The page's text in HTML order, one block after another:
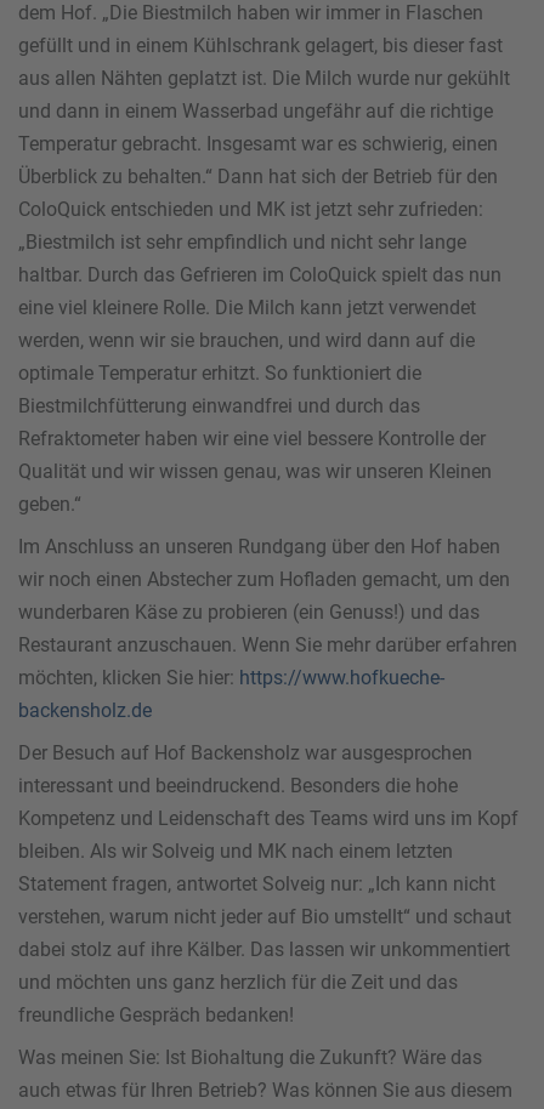
dem Hof. „Die Biestmilch haben wir immer in Flaschen
gefüllt und in einem Kühlschrank gelagert, bis dieser fast
aus allen Nähten geplatzt ist. Die Milch wurde nur gekühlt
und dann in einem Wasserbad ungefähr auf die richtige
Temperatur gebracht. Insgesamt war es schwierig, einen
Überblick zu behalten.“ Dann hat sich der Betrieb für den
ColoQuick entschieden und MK ist jetzt sehr zufrieden:
„Biestmilch ist sehr empfindlich und nicht sehr lange
haltbar. Durch das Gefrieren im ColoQuick spielt das nun
eine viel kleinere Rolle. Die Milch kann jetzt verwendet
werden, wenn wir sie brauchen, und wird dann auf die
optimale Temperatur erhitzt. So funktioniert die
Biestmilchfütterung einwandfrei und durch das
Refraktometer haben wir eine viel bessere Kontrolle der
Qualität und wir wissen genau, was wir unseren Kleinen
geben.“
Im Anschluss an unseren Rundgang über den Hof haben
wir noch einen Abstecher zum Hofladen gemacht, um den
wunderbaren Käse zu probieren (ein Genuss!) und das
Restaurant anzuschauen. Wenn Sie mehr darüber erfahren
möchten, klicken Sie hier: https://www.hofkueche-
backensholz.de
Der Besuch auf Hof Backensholz war ausgesprochen
interessant und beeindruckend. Besonders die hohe
Kompetenz und Leidenschaft des Teams wird uns im Kopf
bleiben. Als wir Solveig und MK nach einem letzten
Statement fragen, antwortet Solveig nur: „Ich kann nicht
verstehen, warum nicht jeder auf Bio umstellt“ und schaut
dabei stolz auf ihre Kälber. Das lassen wir unkommentiert
und möchten uns ganz herzlich für die Zeit und das
freundliche Gespräch bedanken!
Was meinen Sie: Ist Biohaltung die Zukunft? Wäre das
auch etwas für Ihren Betrieb? Was können Sie aus diesem